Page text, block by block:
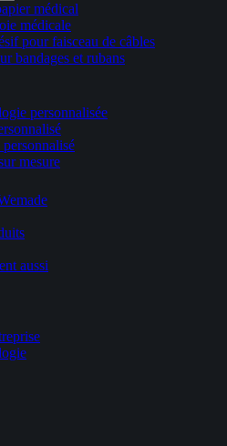
médical
médicale
pour faisceau de câbles
bandages et rubans
personnalisée
mesure
aussi